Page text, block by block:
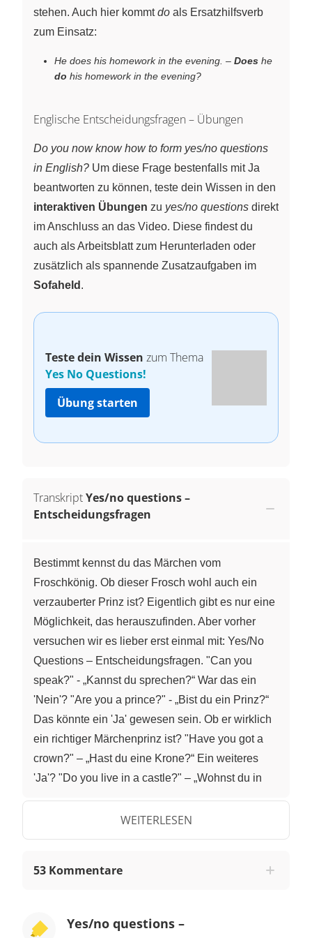
stehen. Auch hier kommtdo als Ersatzhilfsverb
zum Einsatz:
He does his homework in the evening. – Does he
do his homework in the evening?
Englische Entscheidungsfragen – Übungen
Do you now know how to form yes/no questions
in English? Um diese Frage bestenfalls mit Ja
beantworten zu können, teste dein Wissen in den
interaktiven Übungen zu yes/no questions direkt
im Anschluss an das Video. Diese findest du
auch als Arbeitsblatt zum Herunterladen oder
zusätzlich als spannende Zusatzaufgaben im
Sofaheld .
Teste dein Wissen zum Thema
Yes No Questions!
Übung starten
TranskriptYes/no questions –
Entscheidungsfragen
Bestimmt kennst du das Märchen vom
Froschkönig. Ob dieser Frosch wohl auch ein
verzauberter Prinz ist? Eigentlich gibt es nur eine
Möglichkeit, das herauszufinden. Aber vorher
versuchen wir es lieber erst einmal mit: Yes/No
Questions – Entscheidungsfragen. "Can you
speak?" - „Kannst du sprechen?“ War das ein
'Nein'? "Are you a prince?" - „Bist du ein Prinz?“
Das könnte ein 'Ja' gewesen sein. Ob er wirklich
ein richtiger Märchenprinz ist? "Have you got a
crown?" – „Hast du eine Krone?“ Ein weiteres
'Ja'? "Do you live in a castle?" – „Wohnst du in
würde der Frosch die Fragen verstehen und sie
durch Nicken oder Kopfschütteln, also mit Ja oder
nennt man deshalb auch Yes/No Question. Sie
genauer an! Die Frage, ob der Frosch ein Prinz
WEITERLESEN
53 Kommentare
Yes/no questions –